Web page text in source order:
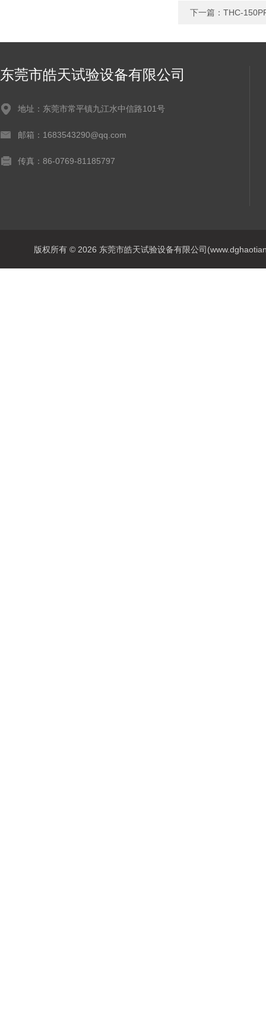
下一篇： THC-
东莞市皓天试验设备有限公司
地址：东莞市常平镇九江水中信路101号
邮箱：1683543290@qq.com
传真：86-0769-81185797
版权所有 © 2026 东莞市皓天试验设备有限公司